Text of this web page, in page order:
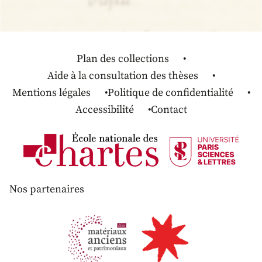
Plan des collections
Aide à la consultation des thèses
Mentions légales
Politique de confidentialité
Accessibilité
Contact
Nos partenaires